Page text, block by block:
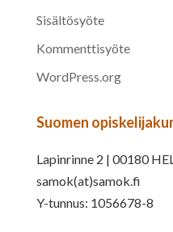
Sisältösyöte
Kommenttisyöte
WordPress.org
Suomen
Lapinrinne 2 | 00180
samok(at)samok.fi
Y-tunnus: 1056678-8